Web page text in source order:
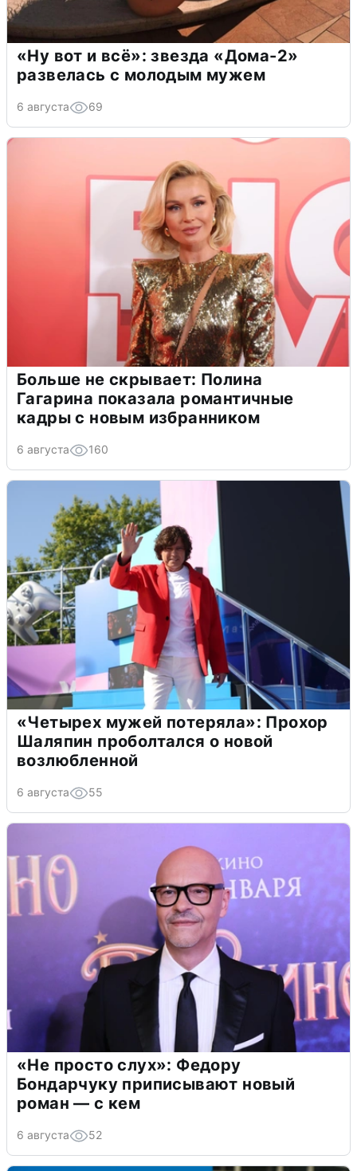
«Ну вот и всё»: звезда «Дома-2»
развелась с молодым мужем
6 августа 69
Больше не скрывает: Полина
Гагарина показала романтичные
кадры с новым избранником
6 августа 160
«Четырех мужей потеряла»: Прохор
Шаляпин проболтался о новой
возлюбленной
6 августа 55
«Не просто слух»: Федору
Бондарчуку приписывают новый
роман — с кем
6 августа 52